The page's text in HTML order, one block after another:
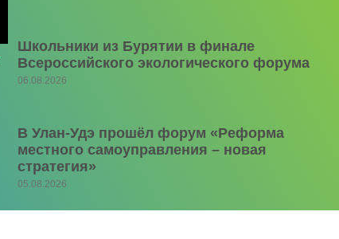
Школьники из Бурятии в финале
Всероссийского экологического форума
06.08.2026
В Улан-Удэ прошёл форум «Реформа
местного самоуправления – новая
стратегия»
05.08.2026